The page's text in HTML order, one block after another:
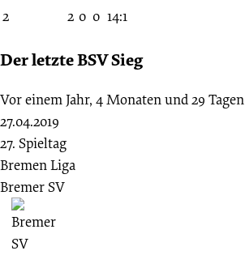
2 2 0 0 14:1
Der letzte BSV Sieg
Vor einem Jahr, 4 Monaten und 29 Tagen
27.04.2019
27. Spieltag
Bremen Liga
Bremer SV